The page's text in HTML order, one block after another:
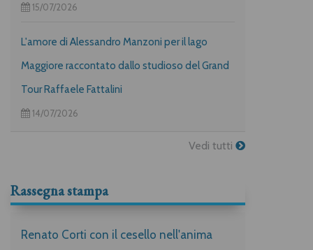
15/07/2026
L'amore di Alessandro Manzoni per il lago
Maggiore raccontato dallo studioso del Grand
Tour Raffaele Fattalini
14/07/2026
Vedi tutti
Rassegna stampa
Renato Corti con il cesello nell'anima